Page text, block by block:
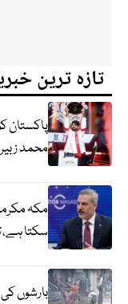
تازہ ترین
پاکستان
محمد زبیر نے
مکہ
سکتا ہے،